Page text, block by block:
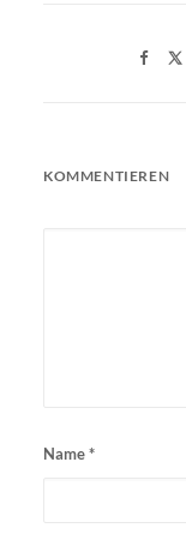
KOMMENTIEREN
Name*